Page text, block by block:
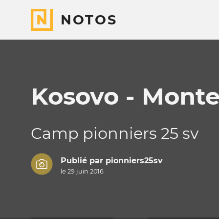
NOTOS
Kosovo -
Camp pionniers 25 sv
Publié par pionniers25sv
le 29 juin 2016